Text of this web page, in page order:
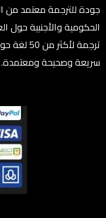
جودة للترجمة معتمد من
الحكومية والأجنبية
ترجمة
سريعة وصحيحة ومعتمدة.